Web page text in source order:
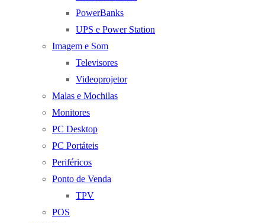
PowerBanks
UPS e Power Station
Imagem e Som
Televisores
Videoprojetor
Malas e Mochilas
Monitores
PC Desktop
PC Portáteis
Periféricos
Ponto de Venda
TPV
POS